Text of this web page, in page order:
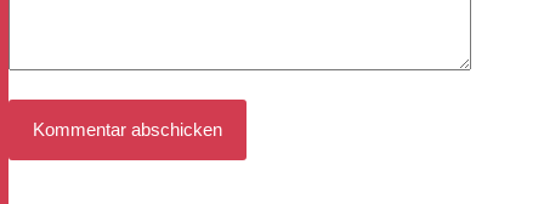
Kommentar abschicken